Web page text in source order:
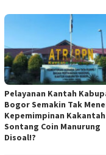
Pelayanan Kantah
Bogor Semakin Tak
Kepemimpinan Kakantah
Sontang Coin Manurung
Disoal!?